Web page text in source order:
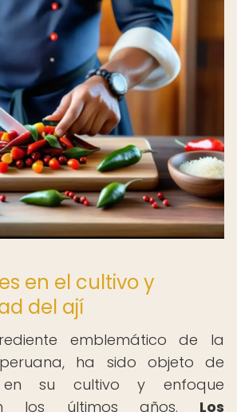
en el cultivo y
del ají
emblemático de la
ha sido objeto de
en su cultivo y enfoque
los últimos años. Los